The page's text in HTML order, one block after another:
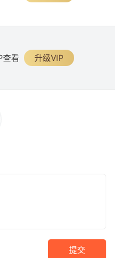
查看 升级VIP
提交